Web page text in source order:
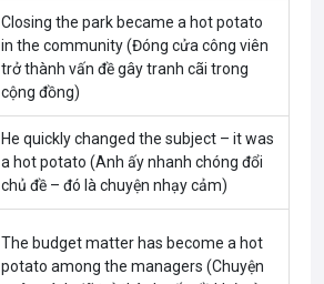
Closing the park became a hot potato
in the community (Đóng cửa công viên
trở thành vấn đề gây tranh cãi trong
cộng đồng)
He quickly changed the subject – it was
a hot potato (Anh ấy nhanh chóng đổi
chủ đề – đó là chuyện nhạy cảm)
The budget matter has become a hot
potato among the managers (Chuyện